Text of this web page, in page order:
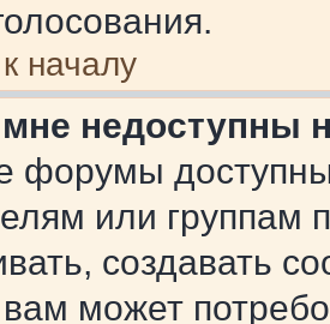
началу
недоступны
форумы
или группам
создавать
может